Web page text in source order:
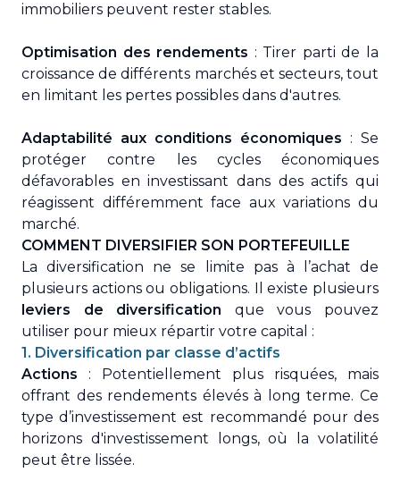
immobiliers peuvent rester stables.
Optimisation des rendements : Tirer parti de la
croissance de différents marchés et secteurs, tout
en limitant les pertes possibles dans d'autres.
Adaptabilité aux conditions économiques : Se
protéger contre les cycles économiques
défavorables en investissant dans des actifs qui
réagissent différemment face aux variations du
marché.
COMMENT DIVERSIFIER SON PORTEFEUILLE
La diversification ne se limite pas à l’achat de
plusieurs actions ou obligations. Il existe plusieurs
leviers de diversification que vous pouvez
utiliser pour mieux répartir votre capital :
1. Diversification par classe d’actifs
Actions : Potentiellement plus risquées, mais
offrant des rendements élevés à long terme. Ce
type d’investissement est recommandé pour des
horizons d'investissement longs, où la volatilité
peut être lissée.